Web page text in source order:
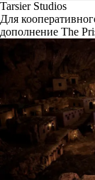
Tarsier Studios
Для
дополнение The